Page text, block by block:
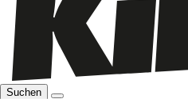
Suchen